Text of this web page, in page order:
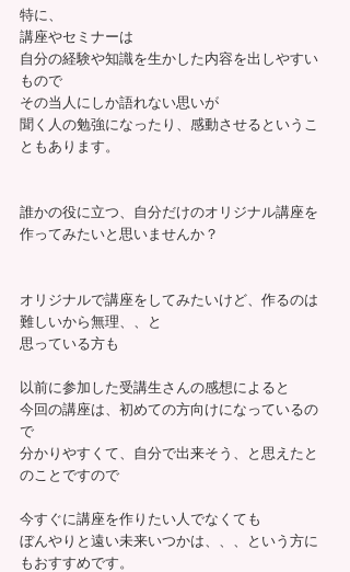
特に、
講座やセミナーは
自分の経験や知識を生かした内容を出しやすい
もので
その当人にしか語れない思いが
聞く人の勉強になったり、感動させるというこ
ともあります。
誰かの役に立つ、自分だけのオリジナル講座を
作ってみたいと思いませんか？
オリジナルで講座をしてみたいけど、作るのは
難しいから無理、、と
思っている方も
以前に参加した受講生さんの感想によると
今回の講座は、初めての方向けになっているの
で
分かりやすくて、自分で出来そう、と思えたと
のことですので
今すぐに講座を作りたい人でなくても
ぼんやりと遠い未来いつかは、、、という方に
もおすすめです。